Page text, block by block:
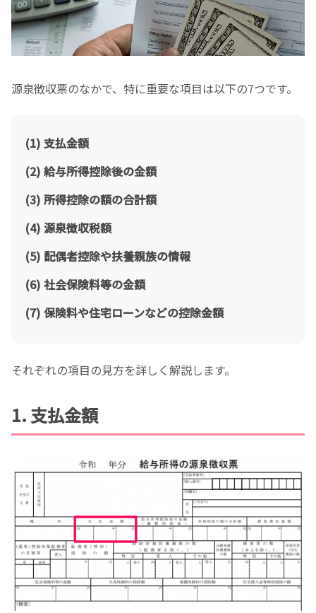
源泉徴収票のなかで、特に重要な項目は以下の7つです。
支払金額
給与所得控除後の金額
所得控除の額の合計額
源泉徴収税額
配偶者控除や扶養親族の情報
社会保険料等の金額
保険料や住宅ローンなどの控除金額
それぞれの項目の見方を詳しく解説します。
1. 支払金額